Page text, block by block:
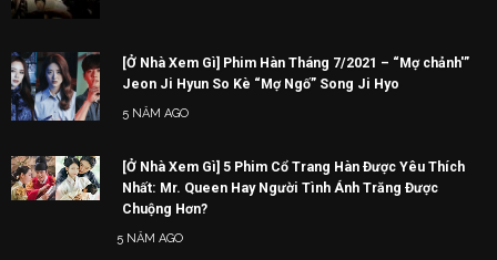
[Ở Nhà Xem Gì] Phim Hàn Tháng 7/2021 – “Mợ chảnh'”
Jeon Ji Hyun So Kè “Mợ Ngố” Song Ji Hyo
5 NĂM AGO
[Ở Nhà Xem Gì] 5 Phim Cổ Trang Hàn Được Yêu Thích
Nhất: Mr. Queen Hay Người Tình Ánh Trăng Được
Chuộng Hơn?
5 NĂM AGO